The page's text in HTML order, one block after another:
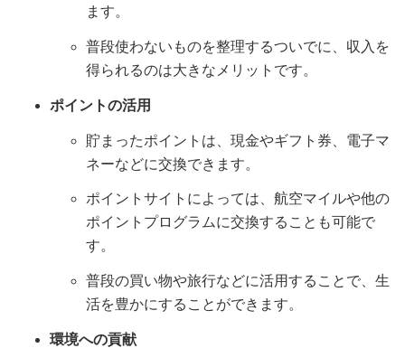
ます。
普段使わないものを整理するついでに、収入を
得られるのは大きなメリットです。
ポイントの活用
貯まったポイントは、現金やギフト券、電子マ
ネーなどに交換できます。
ポイントサイトによっては、航空マイルや他の
ポイントプログラムに交換することも可能で
す。
普段の買い物や旅行などに活用することで、生
活を豊かにすることができます。
環境への貢献